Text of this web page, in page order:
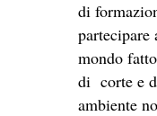
di
partecipare
mondo
di corte e
ambiente